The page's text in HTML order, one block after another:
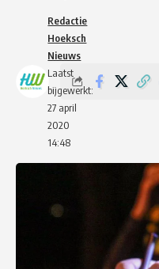
Laatst
bijgewerkt:
27 april
2020
14:48
Redactie
Hoeksch
Nieuws